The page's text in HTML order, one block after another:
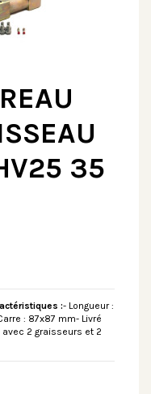
35
:- Longueur :
: 87x87 mm- Livré
2 graisseurs et 2